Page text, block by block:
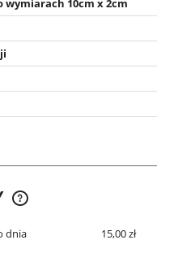
wymiarach 10cm x 2cm
KOSZTÓW
dnia
15,00 zł